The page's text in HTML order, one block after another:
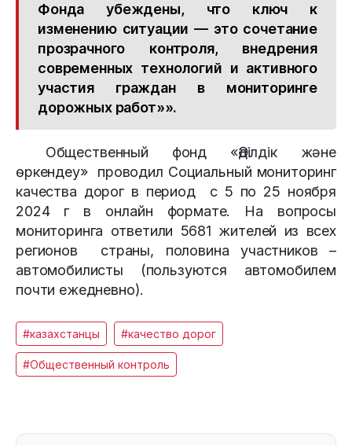
Фонда убеждены, что ключ к
изменению ситуации — это сочетание
прозрачного контроля, внедрения
современных технологий и активного
участия граждан в мониторинге
дорожных работ»».
Общественный фонд «Әділдік және
өркендеу» проводил Социальный мониторинг
качества дорог в период с 5 по 25 ноября
2024 г в онлайн формате. На вопросы
мониторинга ответили 5681 жителей из всех
регионов страны, половина участников –
автомобилисты (пользуются автомобилем
почти ежедневно).
#казахстанцы #качество дорог
#Общественный контроль